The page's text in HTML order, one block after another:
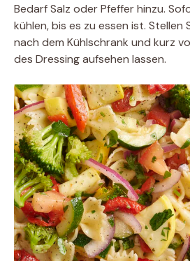
Bedarf Salz oder Pfeffer hinzu.
kühlen, bis es zu essen ist. Stellen
nach dem Kühlschrank und kurz
des Dressing aufsehen lassen.